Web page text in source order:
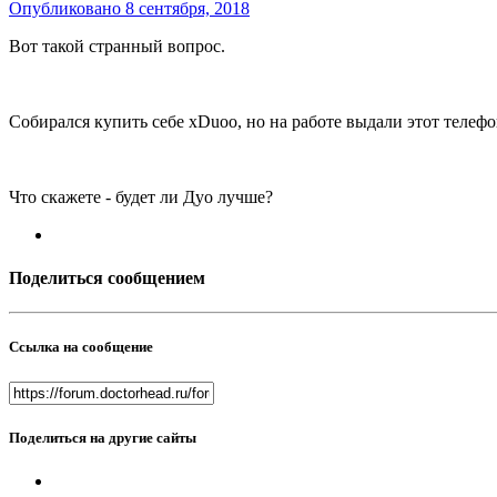
Опубликовано 8 сентября, 2018
Вот такой странный вопрос.
Собирался купить себе xDuoo, но на работе выдали этот
Что скажете - будет ли Дуо лучше?
Поделиться сообщением
Ссылка на сообщение
Поделиться на другие сайты